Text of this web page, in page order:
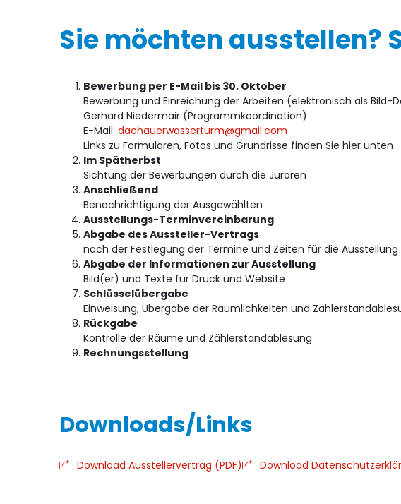
Sie möchten ausstellen?
Bewerbung per E-Mail bis 30. Oktober
Bewerbung und Einreichung der Arbeiten (elektronisch als Bild-
Gerhard Niedermair (Programmkoordination)
E-Mail:dachauerwasserturm@gmail.com
Links zu Formularen, Fotos und Grundrisse finden Sie hier unten
Im Spätherbst
Sichtung der Bewerbungen durch die Juroren
Anschließend
Benachrichtigung der Ausgewählten
Ausstellungs-Terminvereinbarung
Abgabe des Aussteller-Vertrags
nach der Festlegung der Termine und Zeiten für die Ausstellung
Abgabe der Informationen zur Ausstellung
Bild(er) und Texte für Druck und Website
Schlüsselübergabe
Einweisung, Übergabe der Räumlichkeiten und
Rückgabe
Kontrolle der Räume und Zählerstandablesung
Rechnungsstellung
Download Ausstellervertrag (PDF) Download